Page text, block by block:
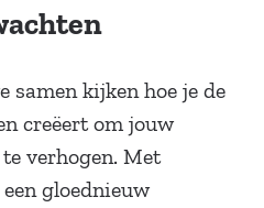
samen kijken hoe je de
creëert om jouw
verhogen. Met
gloednieuw